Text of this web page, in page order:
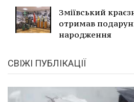
Зміївський
отримав
народження
СВІЖІ ПУБЛІКАЦІЇ